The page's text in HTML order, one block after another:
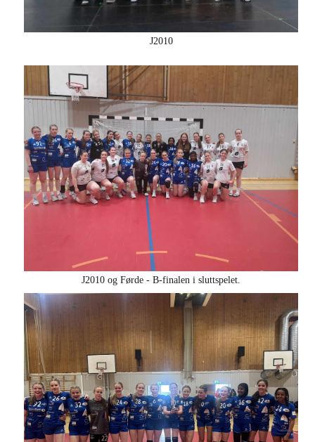
J2010
J2010 og Førde - B-finalen i sluttspelet.